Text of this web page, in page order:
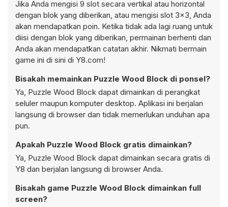
Jika Anda mengisi 9 slot secara vertikal atau horizontal
dengan blok yang diberikan, atau mengisi slot 3x3, Anda
akan mendapatkan poin. Ketika tidak ada lagi ruang untuk
diisi dengan blok yang diberikan, permainan berhenti dan
Anda akan mendapatkan catatan akhir. Nikmati bermain
game ini di sini di Y8.com!
Bisakah memainkan Puzzle Wood Block di ponsel?
Ya, Puzzle Wood Block dapat dimainkan di perangkat
seluler maupun komputer desktop. Aplikasi ini berjalan
langsung di browser dan tidak memerlukan unduhan apa
pun.
Apakah Puzzle Wood Block gratis dimainkan?
Ya, Puzzle Wood Block dapat dimainkan secara gratis di
Y8 dan berjalan langsung di browser Anda.
Bisakah game Puzzle Wood Block dimainkan full
screen?